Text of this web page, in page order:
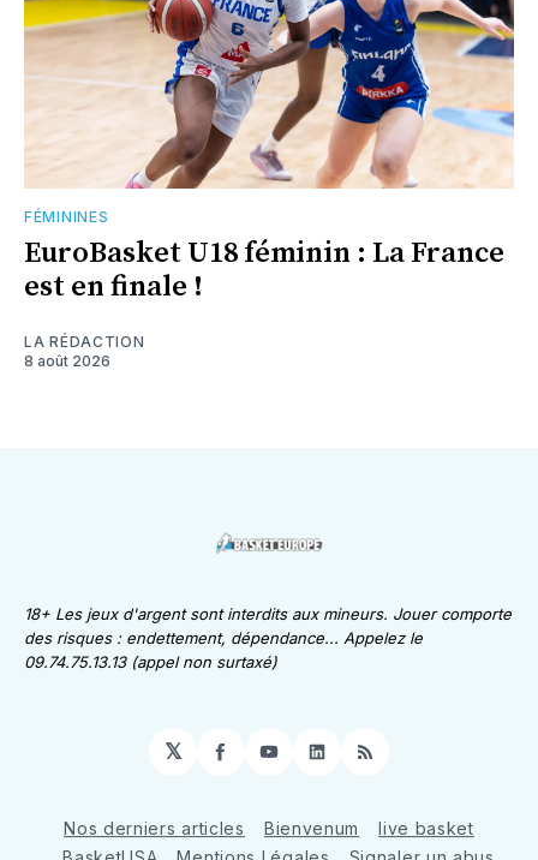
FÉMININES
EuroBasket U18 féminin : La France
est en finale !
LA RÉDACTION
8 août 2026
18+ Les jeux d'argent sont interdits aux mineurs. Jouer comporte
des risques : endettement, dépendance... Appelez le
09.74.75.13.13 (appel non surtaxé)
𝕏 Facebook
YouTube
LinkedIn
RSS
Nos derniers articles Bienvenum
live basket